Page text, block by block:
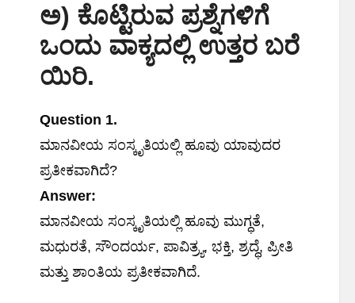
ಅ) ಕೊಟ್ಟಿರುವ ಪ್ರಶ್ನೆಗಳಿಗೆ
ಒಂದು ವಾಕ್ಯದಲ್ಲಿ ಉತ್ತರ ಬರೆ
ಯಿರಿ.
Question 1.
ಮಾನವೀಯ ಸಂಸ್ಕೃತಿಯಲ್ಲಿ ಹೂವು ಯಾವುದರ
ಪ್ರತೀಕವಾಗಿದೆ?
Answer:
ಮಾನವೀಯ ಸಂಸ್ಕೃತಿಯಲ್ಲಿ ಹೂವು ಮುಗ್ಧತೆ,
ಮಧುರತೆ, ಸೌಂದರ್ಯ, ಪಾವಿತ್ರ್ಯ, ಭಕ್ತಿ, ಶ್ರದ್ಧೆ, ಪ್ರೀತಿ
ಮತ್ತು ಶಾಂತಿಯ ಪ್ರತೀಕವಾಗಿದೆ.